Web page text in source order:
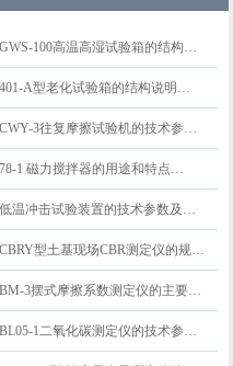
GWS-100高温高湿试验箱的结构…
401-A型老化试验箱的结构说明…
CWY-3往复摩擦试验机的技术参…
78-1 磁力搅拌器的用途和特点…
低温冲击试验装置的技术参数及…
CBRY型土基现场CBR测定仪的规…
BM-3摆式摩擦系数测定仪的主要…
BL05-1二氧化碳测定仪的技术参…